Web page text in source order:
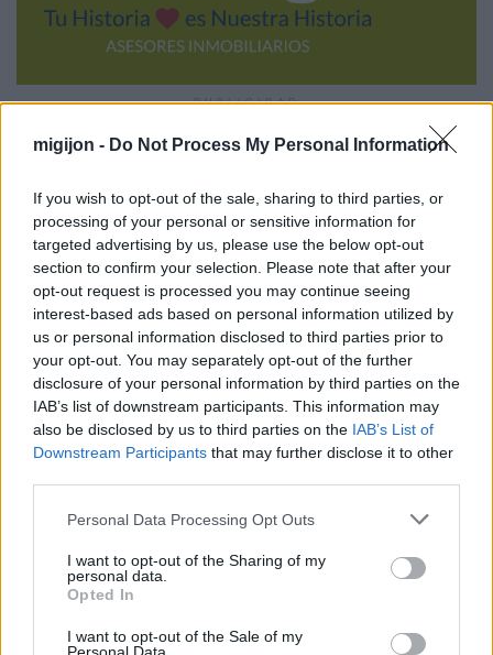
migijon - Do Not Process My Personal Information
If you wish to opt-out of the sale, sharing to third parties, or
processing of your personal or sensitive information for
targeted advertising by us, please use the below opt-out
section to confirm your selection. Please note that after your
opt-out request is processed you may continue seeing
interest-based ads based on personal information utilized by
us or personal information disclosed to third parties prior to
your opt-out. You may separately opt-out of the further
disclosure of your personal information by third parties on the
IAB’s list of downstream participants. This information may
also be disclosed by us to third parties on the IAB’s List of
Downstream Participants that may further disclose it to other
Personal Data Processing Opt Outs
I want to opt-out of the Sharing of my
personal data.
Opted In
I want to opt-out of the Sale of my
PUBLICIDAD
Corepunk MMORPG
antes, pero mejor!